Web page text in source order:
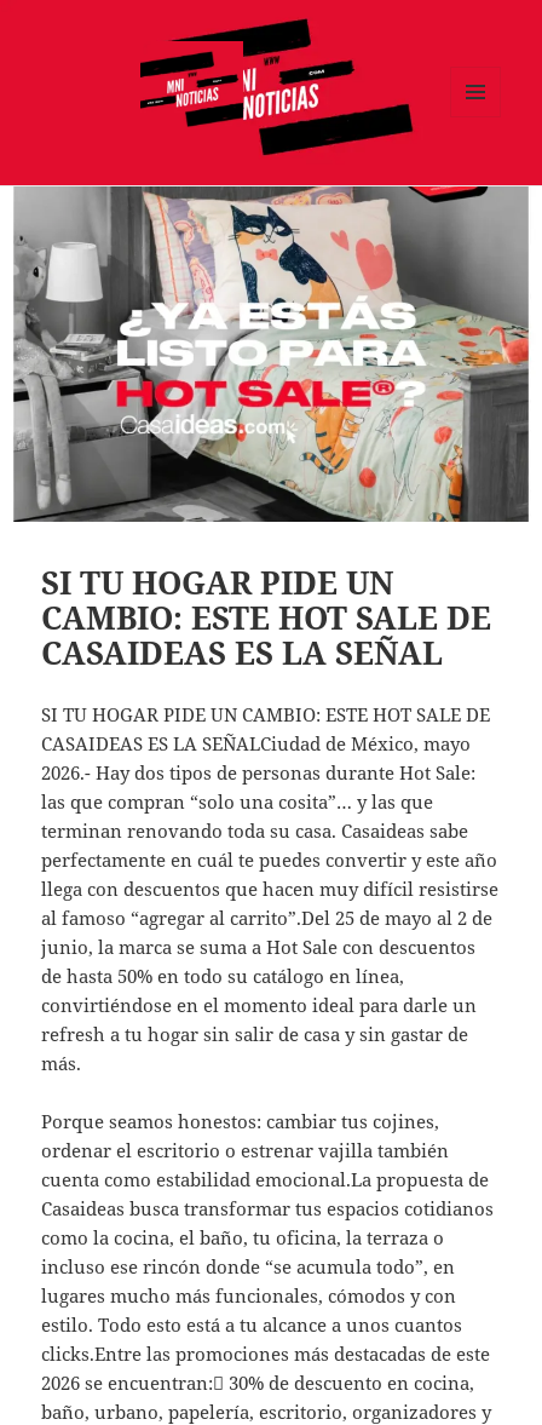
SI TU HOGAR PIDE UN
CAMBIO: ESTE HOT SALE DE
CASAIDEAS ES LA SEÑAL
SI TU HOGAR PIDE UN CAMBIO: ESTE HOT SALE DE
CASAIDEAS ES LA SEÑALCiudad de México, mayo
2026.- Hay dos tipos de personas durante Hot Sale:
las que compran “solo una cosita”… y las que
terminan renovando toda su casa. Casaideas sabe
perfectamente en cuál te puedes convertir y este año
llega con descuentos que hacen muy difícil resistirse
al famoso “agregar al carrito”.Del 25 de mayo al 2 de
junio, la marca se suma a Hot Sale con descuentos
de hasta 50% en todo su catálogo en línea,
convirtiéndose en el momento ideal para darle un
refresh a tu hogar sin salir de casa y sin gastar de
más.
Porque seamos honestos: cambiar tus cojines,
ordenar el escritorio o estrenar vajilla también
cuenta como estabilidad emocional.La propuesta de
Casaideas busca transformar tus espacios cotidianos
como la cocina, el baño, tu oficina, la terraza o
incluso ese rincón donde “se acumula todo”, en
lugares mucho más funcionales, cómodos y con
estilo. Todo esto está a tu alcance a unos cuantos
clicks.Entre las promociones más destacadas de este
2026 se encuentran: 30% de descuento en cocina,
baño, urbano, papelería, escritorio, organizadores y